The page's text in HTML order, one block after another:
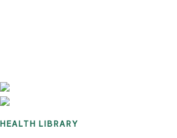
HEALTH LIBRARY